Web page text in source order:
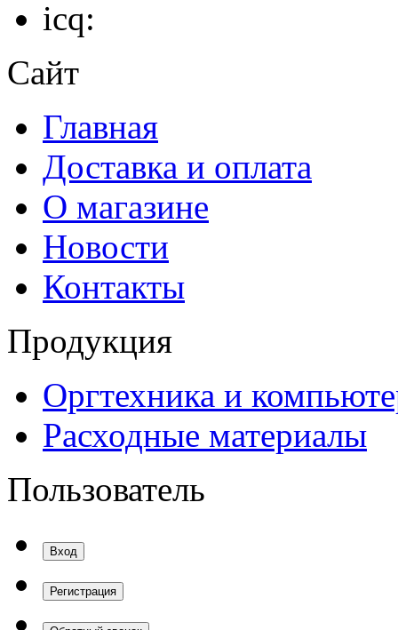
icq:
Сайт
Главная
Доставка и оплата
О магазине
Новости
Контакты
Продукция
Оргтехника и
Расходные материалы
Пользователь
Вход
Регистрация